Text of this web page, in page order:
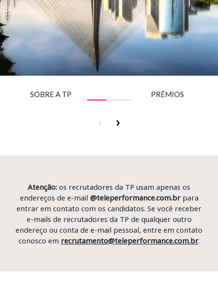
Insurance
Media
Retail and e-commerce
Technology
Travel, hospitality, and cargo
SOBRE A TP PRÊMIOS
Atenção: os recrutadores da TP usam apenas os
endereços de e-mail @teleperformance.com.brpara
entrar em contato com os candidatos. Se você receber
e-mails de recrutadores da TP de qualquer outro
endereço ou conta de e-mail pessoal, entre em contato
conosco em recrutamento@teleperformance.com.br.